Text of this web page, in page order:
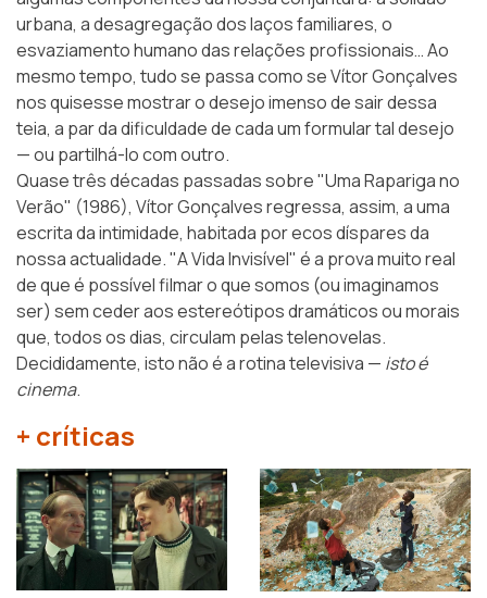
urbana, a desagregação dos laços familiares, o
esvaziamento humano das relações profissionais… Ao
mesmo tempo, tudo se passa como se Vítor Gonçalves
nos quisesse mostrar o desejo imenso de sair dessa
teia, a par da dificuldade de cada um formular tal desejo
— ou partilhá-lo com outro.
Quase três décadas passadas sobre "Uma Rapariga no
Verão" (1986), Vítor Gonçalves regressa, assim, a uma
escrita da intimidade, habitada por ecos díspares da
nossa actualidade. "A Vida Invisível" é a prova muito real
de que é possível filmar o que somos (ou imaginamos
ser) sem ceder aos estereótipos dramáticos ou morais
que, todos os dias, circulam pelas telenovelas.
Decididamente, isto não é a rotina televisiva — isto é
cinema.
+ críticas